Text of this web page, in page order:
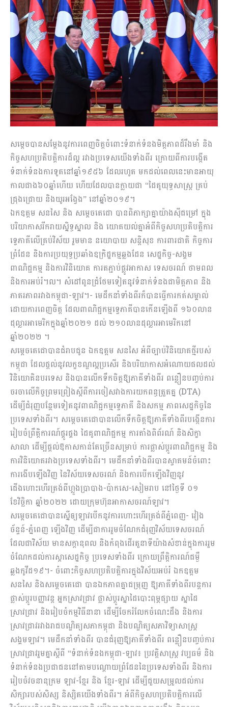
សម្តេចបានសម្តែងនូវការពេញចិត្តចំពោះទំនាក់ទំនងមិត្តភាពដ៏រឹងមាំ និង
កិច្ចសហប្រតិបត្តិការដ៏ល្អ រវាងប្រទេសយើងទាំងពីរ ក្រោយពីការបង្កើត
ទំនាក់ទំនងការទូតនៅឆ្នាំ១៩៥៦ ដែលរហូត មកដល់ពេលនេះមានអាយុ
កាលជាង៦០ឆ្នាំហើយ ហើយដែលបានក្លាយជា “ដៃគូយុទ្ធសាស្ត្រ គ្រប់
ជ្រុងជ្រោយ និងយូរអង្វែង” នៅឆ្នាំ២០១៩។
ឯកឧត្តម សនសៃ និង សម្តេចតេជោ បានពិភាក្សាគ្នាយ៉ាងស៊ីជម្រៅ ក្នុង
បរិយាកាសរីករាយស្និទ្ធស្នាល និង យោគយល់គ្នាអំពីកិច្ចសហប្រតិបត្តិការ
ទ្វេភាគីលើគ្រប់វិស័យ រួមមាន នយោបាយ សន្តិសុខ ការពារជាតិ កិច្ចការ
ព្រំដែន និងការប្រយុទ្ធប្រឆាំងឧក្រិដ្ឋកម្មឆ្លងដែន សេដ្ឋកិច្ច-សង្គម
ពាណិជ្ជកម្ម និងការវិនិយោគ ការតភ្ជាប់ផ្លូវអាកាស ទេសចរណ៍ ថាមពល
និងការអប់រំ។ល។ សំដៅពូនជ្រំថែមទៀតនូវទំនាក់ទំនងជាមិត្តភាព និង
ភាតរភាពរវាងកម្ពុជា-ឡាវ។- មេដឹកនាំទាំងពីរក៏បានធ្វើការកត់សម្គាល់
ដោយការពេញចិត្ត ដែលពាណិជ្ជកម្មទ្វេភាគីបានកើនឡើងពី ១៦០លាន
ដុល្លារអាមេរិកក្នុងឆ្នាំ២០២១ ដល់ ២១០លានដុល្លារអាមេរិកនៅ
ឆ្នាំ២០២២ ។
សម្តេចតេជោបានជំរាបជូន ឯកឧត្តម សនសៃ អំពីច្បាប់វិនិយោគថ្មីរបស់
កម្ពុជា ដែលផ្តល់នូវលក្ខខណ្ឌល្អប្រសើរ និងបរិយាកាសអំណោយផលដល់
វិនិយោគិនបរទេស និងបានលើកទឹកចិត្តឱ្យភាគីទាំងពីរ ពន្លឿនបញ្ចប់ការ
ចរចាលើកិច្ចព្រមព្រៀងស្ដីពីការចៀសវាងការយកពន្ធត្រួតគ្ន (DTA)
ដើម្បីជំរុញបន្ថែមទៀតនូវពាណិជ្ជកម្មទ្វេភាគី និងសកម្ម ភាពសេដ្ឋកិច្ចនៃ
ប្រទេសទាំងពីរ។ សម្តេចតេជោបានលើកទឹកចិត្តឱ្យភាគីទាំងពីរបង្កើនការ
រៀបចំព្រឹត្តិការណ៍ផ្គូរផ្គង ដៃគូពាណិជ្ជកម្ម ការតាំងពិព័រណ៍ និងសិក្ខា
សាលា ដើម្បីផ្ដល់ឱកាសកាន់តែច្រើនសម្រាប់ ការផ្លាស់ប្តូរពាណិជ្ជកម្ម និង
ការវិនិយោគរវាងប្រទេសទាំងពីរ។ មេដឹកនាំទាំងពីរបានស្វាគមន៍ចំពោះ
ការងើបឡើងវិញ នៃវិស័យទេសចរណ៍ និងការបើកឡើងវិញនូវ
ជើងហោះហើរត្រង់ពីហ្លួងប្រាបាង-ប៉ាកសេ-សៀមរាប នៅថ្ងៃទី ០១
ខែវិច្ឆិកា ឆ្នាំ២០២២ ដោយក្រុមហ៊ុនអាកាសចរណ៍ឡាវ។
សម្តេចតេជោបានស្នើឲ្យឡាវបើកនូវការហោះហើរត្រង់ពីភ្នំពេញ- វៀង
ច័ន្ទន៍-ភ្នំពេញ ឡើងវិញ ដើម្បីជាការរួមចំណែកជំរុញវិស័យទេសចរណ៍
ដែលជាវិស័យ មានសក្តានុពល និងកំពុងដើរតួនាទីយ៉ាងសំខាន់ក្នុងការរួម
ចំណែកដល់ការស្តាសេដ្ឋកិច្ច ប្រទេសទាំងពីរ ក្រោយព្រឹត្តិការណ៍ជម្ងឺ
ឆ្លងកូវីដ១៩។- ចំពោះកិច្ចសហប្រតិបត្តិការក្នុងវិស័យអប់រំ ឯកឧត្តម
សនសៃ និងសម្តេចតេជោ បានឯកភាពគ្នាជម្រុញ ឱ្យភាគីទាំងពីរបន្តការ
ផ្លាស់ប្ដូរបញ្ញាវន្ត អ្នកស្រាវជ្រាវ ផ្លាស់ប្ដូរស្នាដៃបោះពុម្ភផ្សាយ ស្នាដៃ
ស្រាវជ្រាវ និងរៀបចំកម្មវិធីនានា ដើម្បីចែករំលែកចំណេះដឹង និងការ
ស្រាវជ្រាវរវាងរាជបណ្ឌិត្យសភាកម្ពុជា និងបណ្ឌិត្យសភាវិទ្យាសាស្ត្រ
សង្គមឡាវ។ មេដឹកនាំទាំងពីរ បានជំរុញឱ្យភាគីទាំងពីរ ពន្លឿនបញ្ចប់ការ
ស្រាវជ្រាវរួមគ្នាស្តីពី “ទំនាក់ទំនងកម្ពុជា-ឡាវ៖ ប្រវត្តិសាស្ត្រ វប្បធម៌ និង
ទំនាក់ទំនងប្រជាជននៅតាមបណ្ដោយព្រំដែននៃប្រទេសទាំងពីរ និងការ
រៀបចំវចនានុក្រម ឡាវ-ខ្មែរ និង ខ្មែរ-ឡាវ ដើម្បីជួយសម្រួលដល់ការ
សិក្សារបស់សិស្ស និស្សិតយើងទាំងពីរ។ អំពីកិច្ចសហប្រតិបត្តិការលើ